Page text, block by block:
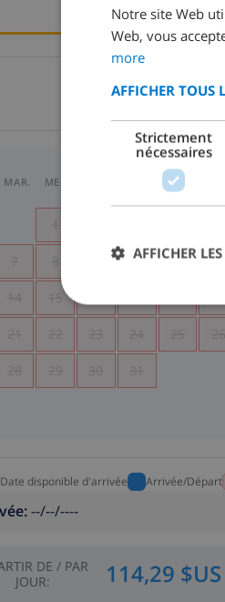
juillet 2026
MAR. MER. SAM.
1
7 8 10 11 12
14 15
21 22 23 24 25 26
28 29 30 31
Date disponible d'arrivée Arrivée/Départ
:--/--/----
DE / PAR
JOUR: 114,29 $US
Notre site Web
Web, vous
more
AFFICHER TOUS
Strictement
nécessaires
AFFICHER